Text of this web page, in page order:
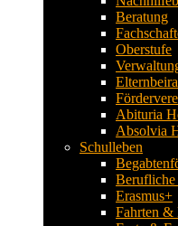
Beratung
Oberstufe
Abituria
Absolvia
Schulleben
Erasmus+
Fahrten &